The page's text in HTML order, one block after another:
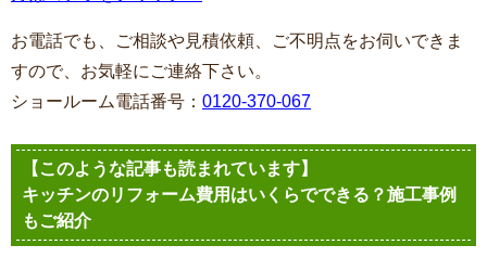
お電話でも、ご相談や見積依頼、ご不明点をお伺いできま
すので、お気軽にご連絡下さい。
ショールーム電話番号： 0120-370-067
【このような記事も読まれています】
キッチンのリフォーム費用はいくらでできる？施工事例
もご紹介